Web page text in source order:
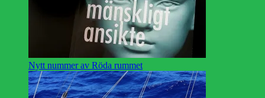
Nytt nummer av Röda rummet